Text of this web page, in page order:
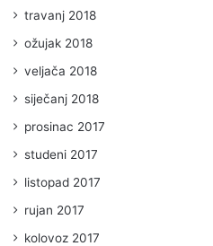
travanj 2018
ožujak 2018
veljača 2018
siječanj 2018
prosinac 2017
studeni 2017
listopad 2017
rujan 2017
kolovoz 2017